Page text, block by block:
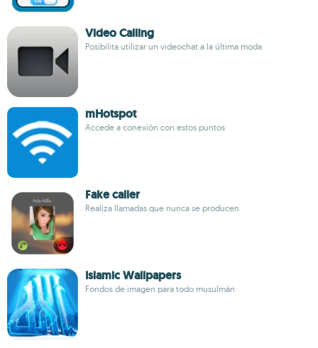
Video Calling
Posibilita utilizar un videochat a la última moda
mHotspot
Accede a conexión con estos puntos
Fake caller
Realiza llamadas que nunca se producen
Islamic Wallpapers
Fondos de imagen para todo musulmán